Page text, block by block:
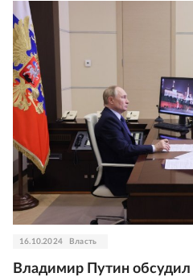
16.10.2024 Власть
Владимир Путин